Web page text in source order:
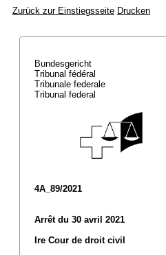
Zurück zur Einstiegsseite Drucken
Bundesgericht
Tribunal fédéral
Tribunale federale
Tribunal federal
4A_89/2021
Arrêt du 30 avril 2021
Ire Cour de droit civil